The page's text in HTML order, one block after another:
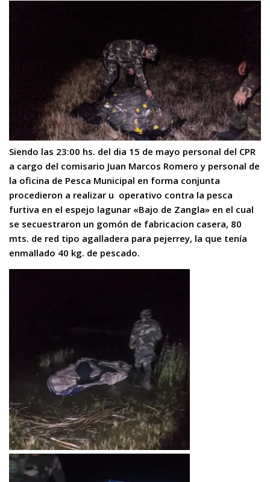
Siendo las 23:00 hs. del dia 15 de mayo personal del CPR
a cargo del comisario Juan Marcos Romero y personal de
la oficina de Pesca Municipal en forma conjunta
procedieron a realizar u operativo contra la pesca
furtiva en el espejo lagunar «Bajo de Zangla» en el cual
se secuestraron un gomón de fabricacion casera, 80
mts. de red tipo agalladera para pejerrey, la que tenía
enmallado 40 kg. de pescado.